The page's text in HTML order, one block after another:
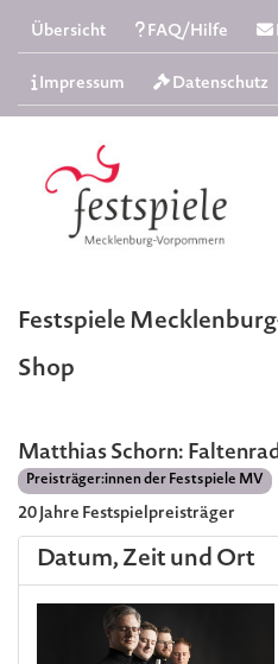
Übersicht FAQ/Hilfe
Impressum Datenschutz
Festspiele
Shop
Matthias Schorn:
Preisträger:innen der Festspiele MV
20 Jahre Festspielpreisträger
Datum, Zeit und Ort